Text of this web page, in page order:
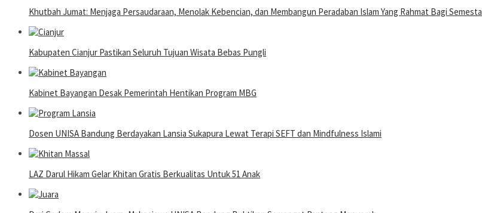
Khutbah Jumat: Menjaga Persaudaraan, Menolak Kebencian, dan Membangun Peradaban Islam Yang Rahmat Bagi Semesta
Kabupaten Cianjur Pastikan Seluruh Tujuan Wisata Bebas Pungli
Kabinet Bayangan Desak Pemerintah Hentikan Program MBG
Dosen UNISA Bandung Berdayakan Lansia Sukapura Lewat Terapi SEFT dan Mindfulness Islami
LAZ Darul Hikam Gelar Khitan Gratis Berkualitas Untuk 51 Anak